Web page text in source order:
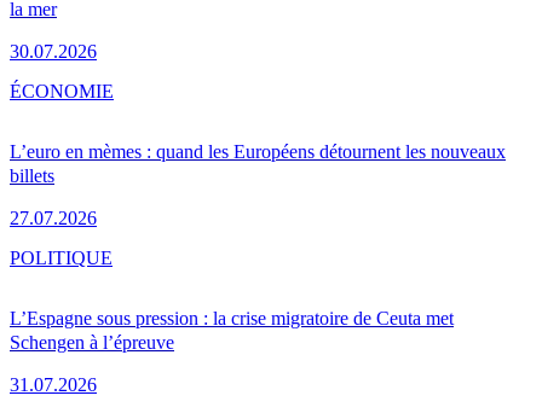
la mer
30.07.2026
L’euro en mèmes : quand les Européens détournent les nouveaux
billets
27.07.2026
ÉCONOMIE
L’Espagne sous pression : la crise migratoire de Ceuta met
Schengen à l’épreuve
31.07.2026
POLITIQUE